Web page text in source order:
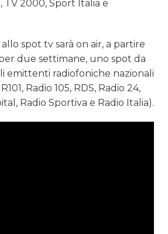
TV 2000, Sport Italia e
spot tv sarà on air, a partire
due settimane, uno spot da
emittenti radiofoniche nazionali
Radio 105, RDS, Radio 24,
Radio Sportiva e Radio Italia).